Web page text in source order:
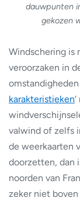
dauwpunten
gekozen
Windschering is
veroorzaken in
karakteristieken
valwind of zelfs
de weerkaarten
doorzetten, dan
noorden van
zeker niet